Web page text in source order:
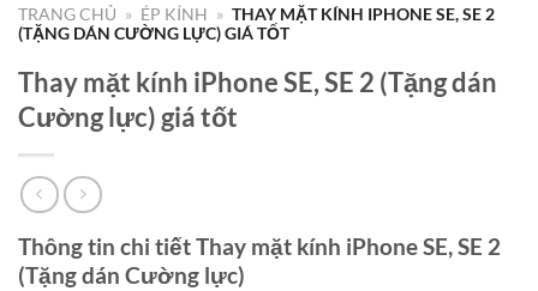
TRANG CHỦ » ÉP KÍNH » THAY MẶT KÍNH IPHONE SE, SE 2
(TẶNG DÁN CƯỜNG LỰC) GIÁ TỐT
Thay mặt kính iPhone SE, SE 2 (Tặng dán
Cường lực) giá tốt
Thông tin chi tiết Thay mặt kính iPhone SE, SE 2
(Tặng dán Cường lực)